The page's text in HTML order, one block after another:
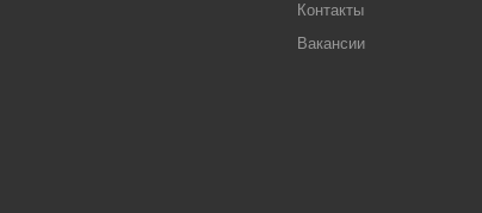
Контакты
Вакансии